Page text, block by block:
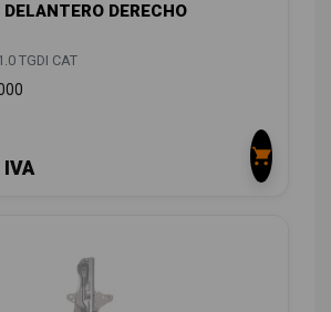
DELANTERO DERECHO
TGDI CAT